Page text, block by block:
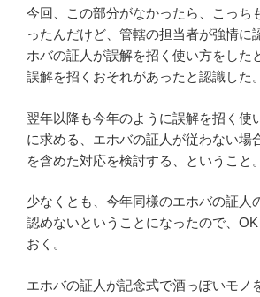
今回、この部分がなかったら、こっち
ったんだけど、管轄の担当者が強情に
ホバの証人が誤解を招く使い方をした
誤解を招くおそれがあったと認識した。
翌年以降も今年のように誤解を招く使
に求める、エホバの証人が従わない場
を含めた対応を検討する、ということ。
少なくとも、今年同様のエホバの証人
認めないということになったので、
おく。
エホバの証人が記念式で酒っぽいモノ